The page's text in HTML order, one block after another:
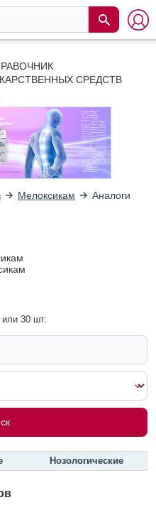
СРЕДСТВ
Мелоксикам Аналоги
30 шт.
Нозологические